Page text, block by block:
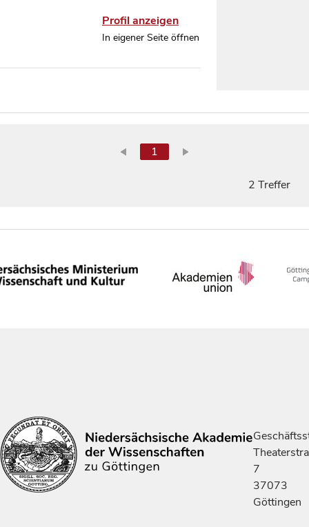
Profil anzeigen
In eigener Seite öffnen
1
2 Treffer
7
37073
Göttingen